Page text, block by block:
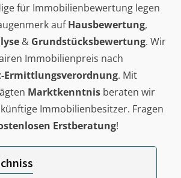
für Immobilienbewertung legen
aufHausbewertung,
& Grundstücksbewertung. Wir
Immobilienpreis nach
Ermittlungsverordnung. Mit
Marktkenntnis beraten wir
Immobilienbesitzer. Fragen
Erstberatung!